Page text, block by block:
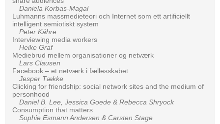
Daniela Korbas-Magal
Luhmanns massmedieteori och Internet som ett artificiellt
intelligent semiotiskt system
Peter Kåhre
Interviewing media workers
Heike Graf
Mediebrud mellem organisationer og netværk
Lars Clausen
Facebook – et netværk i fællesskabet
Jesper Tække
Clicking for friendship: social network sites and the medium of
personhood
Daniel B. Lee, Jessica Goede & Rebecca Shryock
Consumption that matters
Sophie Esmann Andersen & Carsten Stage